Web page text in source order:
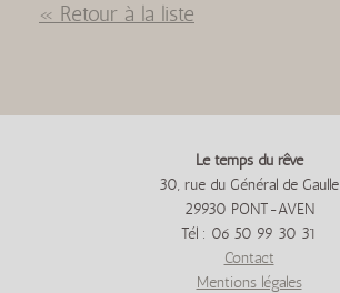
« Retour à la liste
Le temps du rêve
30, rue du Général de Gaulle
29930 PONT-AVEN
Tél : 06 50 99 30 31
Contact
Mentions légales